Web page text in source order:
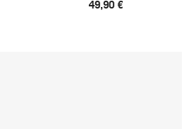
49,90 €